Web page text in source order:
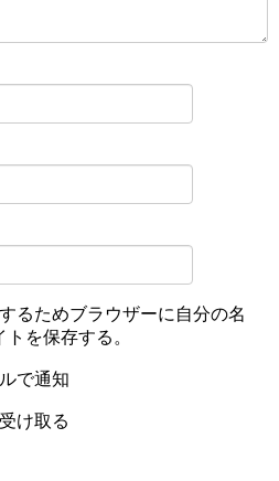
るためブラウザーに自分の名
を保存する。
で通知
け取る